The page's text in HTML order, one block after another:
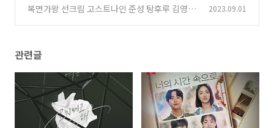
복면가왕 선크림 고스트나인 준성 탕후루 김영주
2023.09.01
관련글